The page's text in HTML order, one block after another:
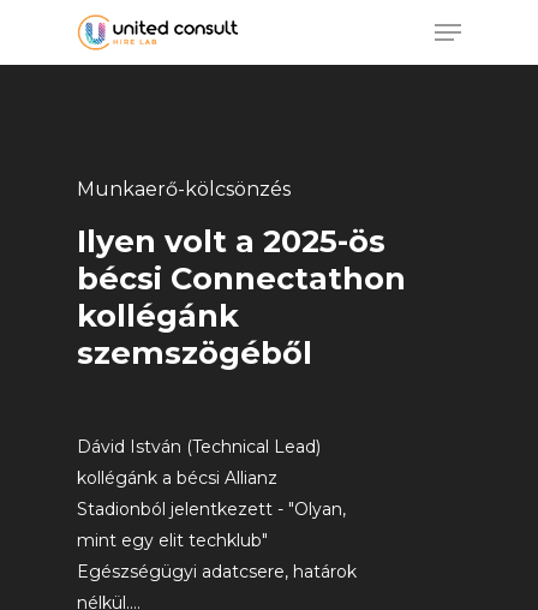
Menu
Munkaerő-kölcsönzés
Ilyen volt a 2025-ös
bécsi Connectathon
kollégánk
szemszögéből
Dávid István (Technical Lead)
kollégánk a bécsi Allianz
Stadionból jelentkezett - "Olyan,
mint egy elit techklub"
Egészségügyi adatcsere, határok
nélkül.…